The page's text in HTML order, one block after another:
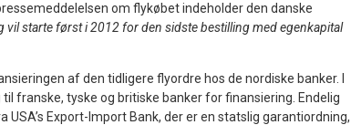
om flykøbet indeholder den danske
vil starte først i 2012 for den sidste bestilling med egenkapital
af den tidligere flyordre hos de nordiske banker. I
franske, tyske og britiske banker for finansiering. Endelig
Export-Import Bank, der er en statslig garantiordning,